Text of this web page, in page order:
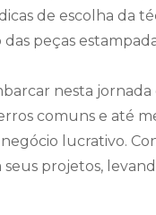
de escolha da
peças
nesta
comuns e até
lucrativo.
projetos,